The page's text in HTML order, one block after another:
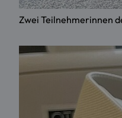
Zwei Teilnehmerinnen